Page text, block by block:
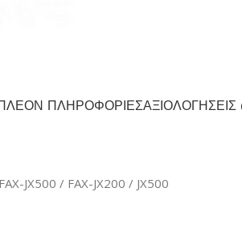
ΠΛΗΡΟΦΟΡΊΕΣΑΞΙΟΛΟΓΉΣΕΙΣ
JX500 / FAX-JX200 / JX500